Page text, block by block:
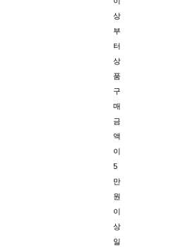
상
부
터
상
품
구
매
금
액
이
5
만
원
이
상
일